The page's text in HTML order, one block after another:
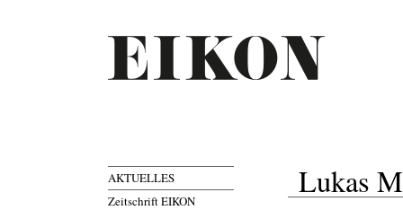
AKTUELLES
Zeitschrift EIKON
Lukas